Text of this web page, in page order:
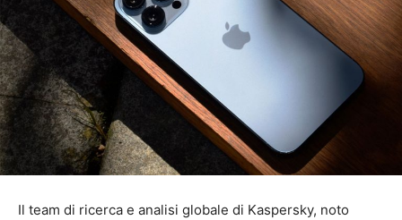
Il team di ricerca e analisi globale di Kaspersky, noto